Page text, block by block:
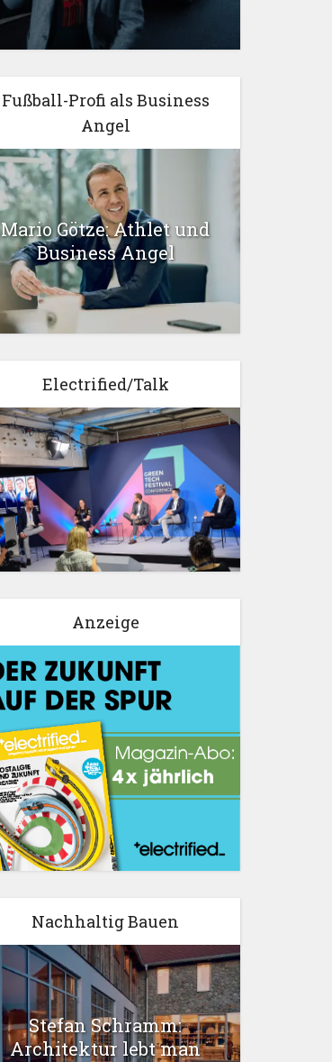
Fußball-Profi als Business
Angel
Mario Götze: Athlet und
Business Angel
Electrified/Talk
Anzeige
Nachhaltig Bauen
Stefan Schramm:
Architektur lebt man